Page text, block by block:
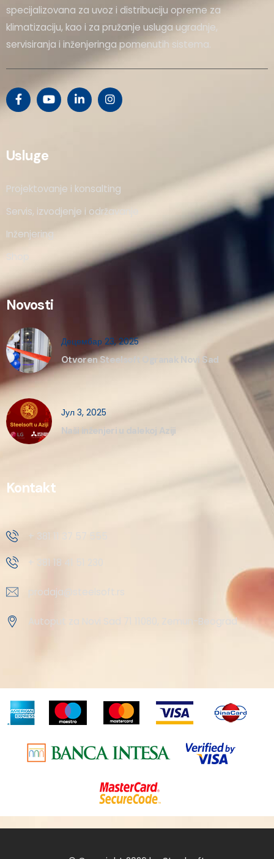
specijalizovana za uvoz i distribuciju opreme za
klimatizaciju, kao i za pružanje usluga ugradnje,
servisiranja i inženjeringa pomenutih sistema.
Usluge
Projektovanje i konsalting
Servis, izvodjenje i održavanje
Inženjering
Shop
Novosti
Децембар 23, 2025
Otvoren Steelsoft Ogranak Novi Sad
Јул 3, 2025
Naši inženjeri u dalekoj Aziji
Kontakt
+ 381 11 37 57 555
+ 381 18 41 51 230
prodaja@steelsoft.rs
Autoput za Novi Sad 71 11080, Zemun-Beograd